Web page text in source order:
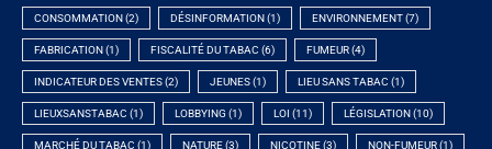
CONSOMMATION (2) DÉSINFORMATION (1) ENVIRONNEMENT(7)
FABRICATION (1) FISCALITÉ DU TABAC (6) FUMEUR(4)
INDICATEUR DES VENTES(2) JEUNES(1) LIEU SANS TABAC (1)
LIEUXSANSTABAC (1) LOBBYING (1) LOI (11) LÉGISLATION (10)
MARCHÉ DU TABAC (1) NATURE(3) NICOTINE(3) NON-FUMEUR(1)